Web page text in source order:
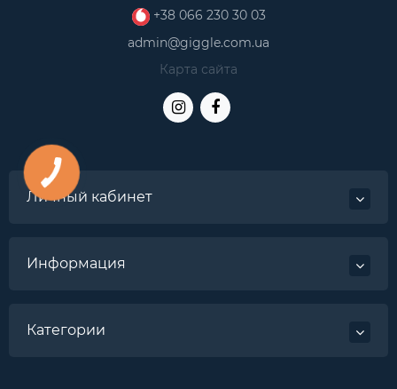
+38 066 230 30 03
admin@giggle.com.ua
Карта сайта
Личный кабинет
Информация
Категории